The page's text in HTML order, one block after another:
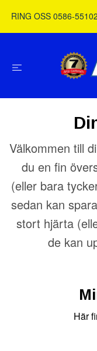
RING OSS 0586-55102
Välkommen till
du en fin
(eller bara
sedan kan
stort hjärta
de kan
Här